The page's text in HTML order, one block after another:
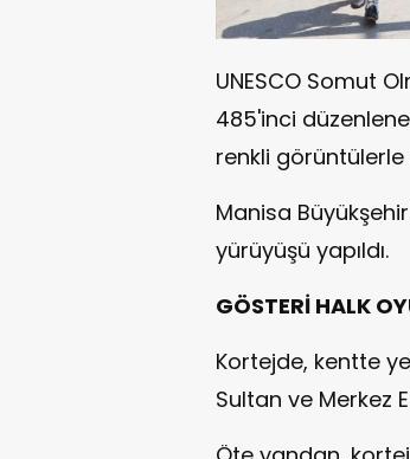
UNESCO Somut
485'inci
renkli görüntülerle
Manisa
yürüyüşü yapıldı.
GÖSTERİ HALK
Kortejde, kentte
Sultan ve Merkez